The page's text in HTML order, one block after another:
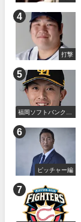
打撃
福岡ソフトバンクホ
ピッチャー編